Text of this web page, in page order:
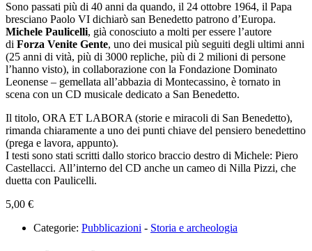
Sono passati più di 40 anni da quando, il 24 ottobre 1964, il Papa
bresciano Paolo VI dichiarò san Benedetto patrono d’Europa.
Michele Paulicelli, già conosciuto a molti per essere l’autore
di Forza Venite Gente, uno dei musical più seguiti degli ultimi anni
(25 anni di vità, più di 3000 repliche, più di 2 milioni di persone
l’hanno visto), in collaborazione con la Fondazione Dominato
Leonense – gemellata all’abbazia di Montecassino, è tornato in
scena con un CD musicale dedicato a San Benedetto.
Il titolo, ORA ET LABORA (storie e miracoli di San Benedetto),
rimanda chiaramente a uno dei punti chiave del pensiero benedettino
(prega e lavora, appunto).
I testi sono stati scritti dallo storico braccio destro di Michele: Piero
Castellacci. All’interno del CD anche un cameo di Nilla Pizzi, che
duetta con Paulicelli.
5,00 €
Categorie: Pubblicazioni - Storia e archeologia